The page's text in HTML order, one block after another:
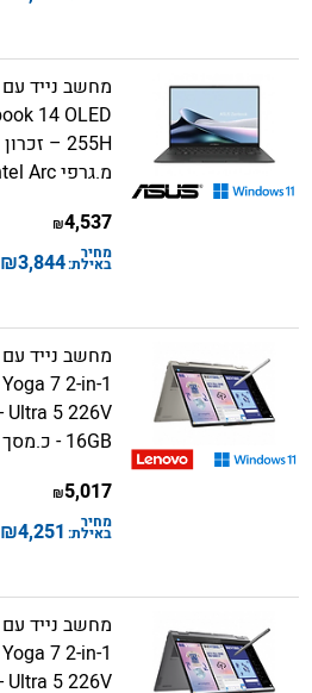
מ.גרפי Intel Arc – צבע אפור
4,537
₪
מחיר
באילת:3,844
₪
16GB - כ.מסך Intel ARC - אפור בהיר
5,017
₪
מחיר
באילת: 4,251
₪